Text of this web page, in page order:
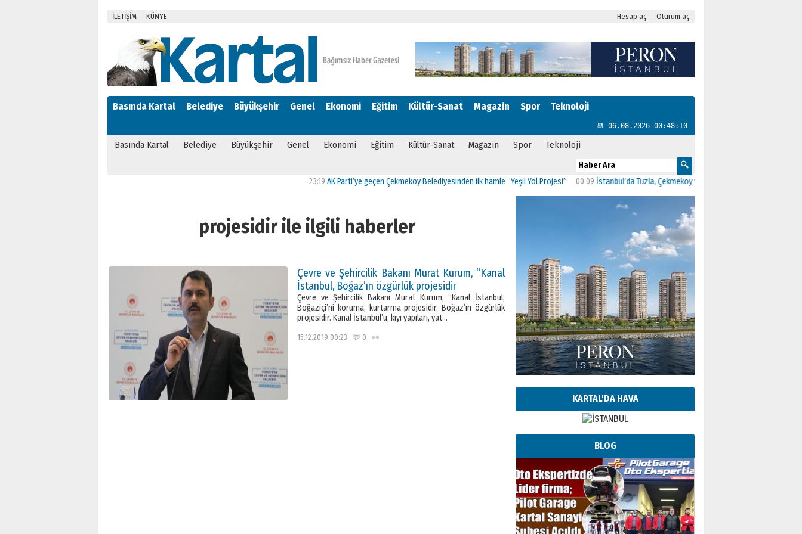
İLETİŞİM KÜNYE Hesap aç Oturum aç
Basında Kartal Belediye Büyükşehir Genel Ekonomi Eğitim Kültür-Sanat Magazin Spor Teknoloji
📆 06.08.2026 00:48:11
Basında Kartal Belediye Büyükşehir Genel Ekonomi Eğitim Kültür-Sanat Magazin Spor Teknoloji
AK Parti’ye geçen Çekmeköy Belediyesinden ilk hamle “Yeşil Yol Projesi” 00:09 İstanbul’da Tuzla, Çekmeköy ve Şile belediyeleri AK Parti’ye geçti
projesidir ile ilgili haberler
Çevre ve Şehircilik Bakanı Murat Kurum, “Kanal
İstanbul, Boğaz’ın özgürlük projesidir
Çevre ve Şehircilik Bakanı Murat Kurum, “Kanal İstanbul,
Boğaziçi’ni koruma, kurtarma projesidir. Boğaz’ın özgürlük
projesidir. Kanal İstanbul’u, kıyı yapıları, yat…
15.12.2019 00:23 💬 0 👀
KARTAL'DA HAVA
BLOG